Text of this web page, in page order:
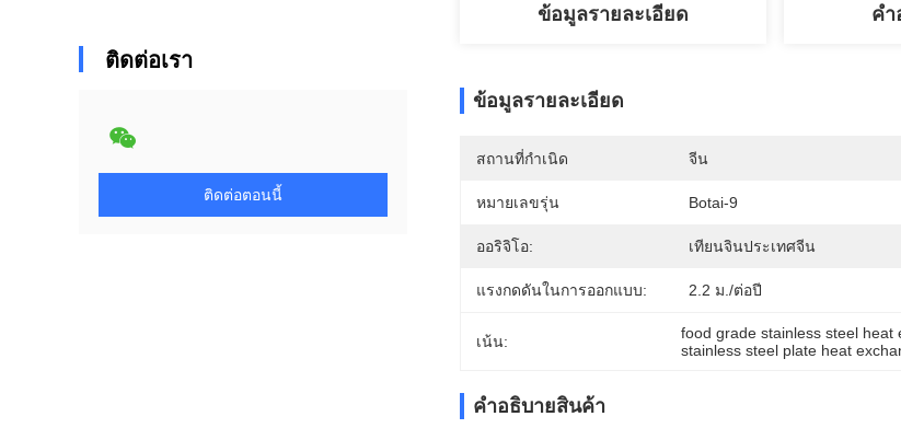
ติดต่อเรา
ติดต่อตอนนี้
ข้อมูลรายละเอียด คํา
ข้อมูลรายละเอียด
สถานที่กำเนิด จีน
หมายเลขรุ่น Botai-9
ออริจิโอ: เทียนจินประเทศจีน
แรงกดดันในการออกแบบ: 2.2 ม./ต่อปี
เน้น: food grade stainless steel heat
stainless steel plate heat
คําอธิบายสินค้า